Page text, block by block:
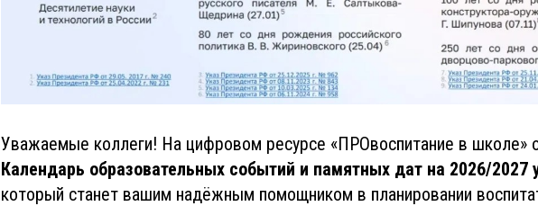
Уважаемые коллеги! На цифровом ресурсе «ПРОвоспитание в школе»
Календарь образовательных событий и памятных дат на 2026/2027
который станет вашим надёжным помощником в планировании